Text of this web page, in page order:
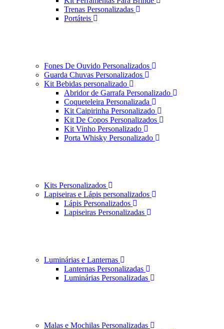
Trenas Personalizadas
Portáteis
Fones De Ouvido Personalizados
Guarda Chuvas Personalizados
Kit Bebidas personalizado
Abridor de Garrafa Personalizado
Coqueteleira Personalizada
Kit Caipirinha Personalizado
Kit De Copos Personalizados
Kit Vinho Personalizado
Porta Whisky Personalizado
Kits Personalizados
Lapiseiras e Lápis personalizados
Lápis Personalizados
Lapiseiras Personalizadas
Luminárias e Lanternas
Lanternas Personalizadas
Luminárias Personalizadas
Malas e Mochilas Personalizadas